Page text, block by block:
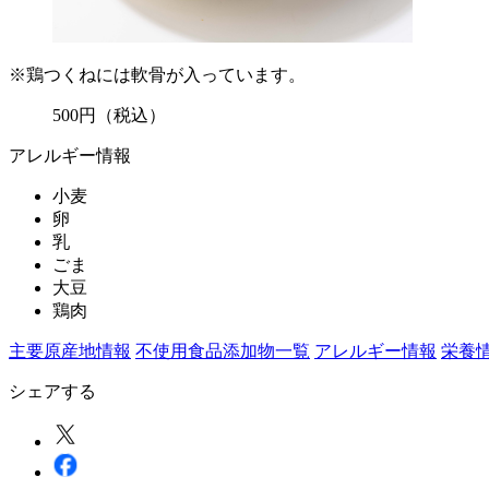
※鶏つくねには軟骨が入っています。
500円 （税込）
アレルギー情報
小麦
卵
乳
ごま
大豆
鶏肉
主要原産地情報 不使用食品添加物一覧 アレルギー情報 栄養
シェアする